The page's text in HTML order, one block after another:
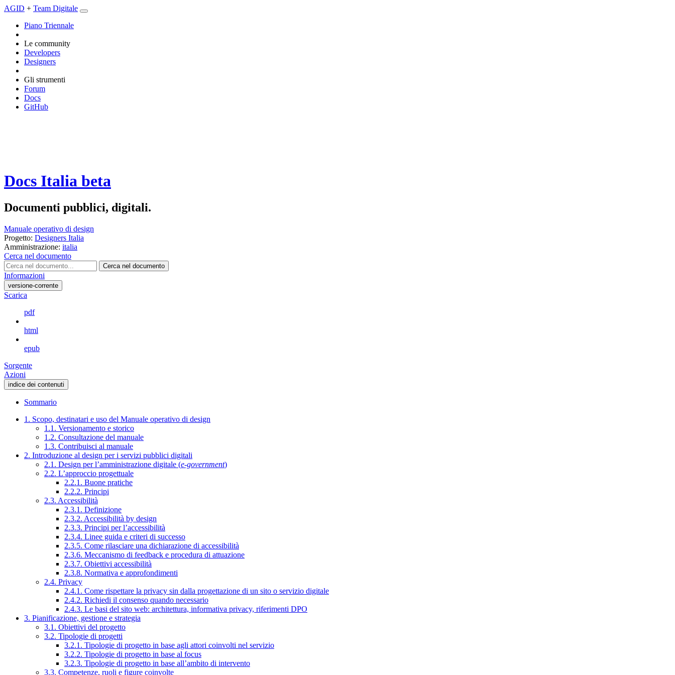
AGID + Team Digitale
Piano Triennale
Le community
Developers
Designers
Gli strumenti
Forum
Docs
GitHub
Docs Italia beta
Documenti pubblici, digitali.
Manuale operativo di design
Progetto: Designers Italia
Amministrazione: italia
Cerca nel documento
Cerca nel documento
Informazioni
versione-corrente
Scarica
pdf
html
epub
Sorgente
Azioni
indice dei contenuti
Sommario
1. Scopo, destinatari e uso del Manuale operativo di design
1.1. Versionamento e storico
1.2. Consultazione del manuale
1.3. Contribuisci al manuale
2. Introduzione al design per i servizi pubblici digitali
2.1. Design per l’amministrazione digitale (e-government)
2.2. L’approccio progettuale
2.2.1. Buone pratiche
2.2.2. Principi
2.3. Accessibilità
2.3.1. Definizione
2.3.2. Accessibilità by design
2.3.3. Principi per l’accessibilità
2.3.4. Linee guida e criteri di successo
2.3.5. Come rilasciare una dichiarazione di accessibilità
2.3.6. Meccanismo di feedback e procedura di attuazione
2.3.7. Obiettivi accessibilità
2.3.8. Normativa e approfondimenti
2.4. Privacy
2.4.1. Come rispettare la privacy sin dalla progettazione di un sito o servizio digitale
2.4.2. Richiedi il consenso quando necessario
2.4.3. Le basi del sito web: architettura, informativa privacy, riferimenti DPO
3. Pianificazione, gestione e strategia
3.1. Obiettivi del progetto
3.2. Tipologie di progetti
3.2.1. Tipologie di progetto in base agli attori coinvolti nel servizio
3.2.2. Tipologie di progetto in base al focus
3.2.3. Tipologie di progetto in base all’ambito di intervento
3.3. Competenze, ruoli e figure coinvolte